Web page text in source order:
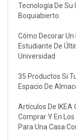
Tecnología De Su
Boquiabierto.
Cómo Decorar
Estudiante De
Universidad
35 Productos Si
Espacio De
Artículos De IKEA
Comprar Y En
Para Una Casa